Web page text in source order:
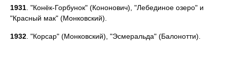
1931 . "Конёк-Горбунок" (Кононович), "Лебединое озеро" и
"Красный мак" (Монковский).
1932 . "Корсар" (Монковский), "Эсмеральда" (Балонотти).